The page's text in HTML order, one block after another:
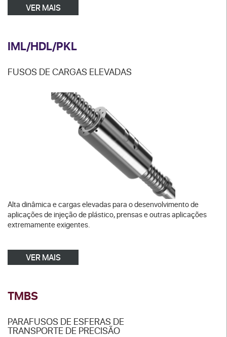
VER MAIS
IML/HDL/PKL
FUSOS DE CARGAS ELEVADAS
Alta dinâmica e cargas elevadas para o desenvolvimento de
aplicações de injeção de plástico, prensas e outras aplicações
extremamente exigentes.
VER MAIS
TMBS
PARAFUSOS DE ESFERAS DE
TRANSPORTE DE PRECISÃO